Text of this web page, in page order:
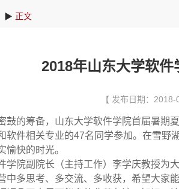
▶ 正文
2018年山东大学软
【 发布日期：
鼓的筹备，山东大学软件学院首届暑期
软件相关专业的47名同学参加。在雪野
愉快的时光。
学院副院长（主持工作）李学庆教授为
中多思考、多交流、多收获，希望大家